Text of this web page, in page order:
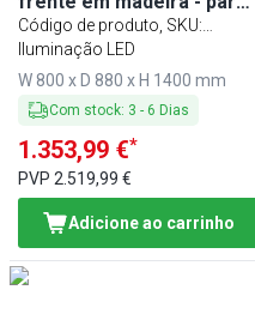
2x GN 1/1 - tampo em
granito preto
Código de produto, SKU:
WVE80D
Iluminação LED
W 800 x D 880 x H 1400 mm
Com stock: 3 - 6 Dias
1.353,99 €*
PVP 2.519,99 €
Adicione ao carrinho